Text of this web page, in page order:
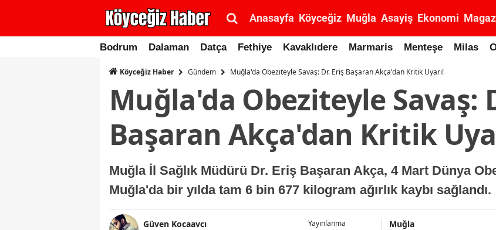
Anasayfa Köyceğiz Muğla Asayiş Ekonomi
Bodrum Dalaman Datça Fethiye Kavaklıdere Marmaris Menteşe Milas
Köyceğiz Haber Gündem Muğla'da Obeziteyle Savaş: Dr. Eriş Başaran Akça'dan Kritik Uyarı!
Muğla'da Obeziteyle Savaş:
Başaran Akça'dan Kritik
Muğla İl Sağlık Müdürü Dr. Eriş Başaran Akça, 4 Mart Dünya
Muğla'da bir yılda tam 6 bin 677 kilogram ağırlık kaybı sağlandı.
Güven Kocaavcı
Yayınlanma
Muğla